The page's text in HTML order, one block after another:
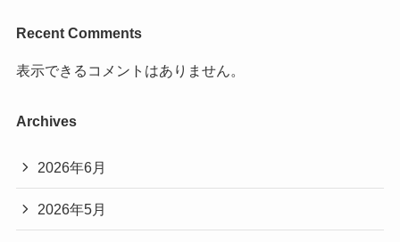
Recent Comments
表示できるコメントはありません。
Archives
2026年6月
2026年5月